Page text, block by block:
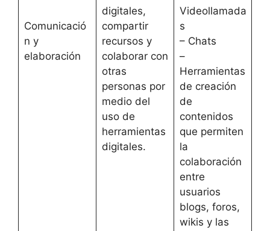
Comunicació
n y
elaboración
digitales,
compartir
recursos y
colaborar con
otras
personas por
medio del
uso de
herramientas
digitales.
Videollamada
s
– Chats
–
Herramientas
de creación
de
contenidos
que permiten
la
colaboración
entre
usuarios
blogs, foros,
wikis y las